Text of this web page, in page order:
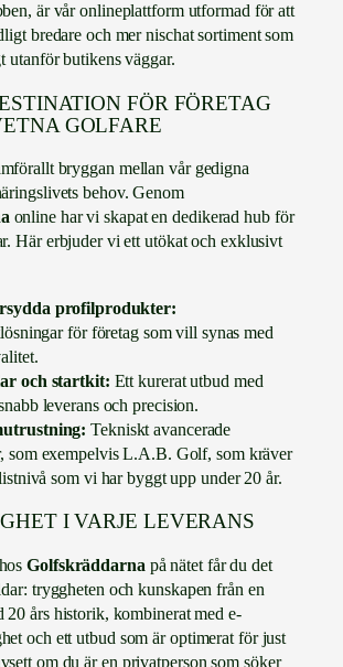
är vår onlineplattform utformad för att
bredare och mer nischat sortiment som
utanför butikens väggar.
FÖR FÖRETAG
GOLFARE
bryggan mellan vår gedigna
behov. Genom
online har vi skapat en dedikerad hub för
Här erbjuder vi ett utökat och exklusivt
profilprodukter:
för företag som vill synas med
och startkit: Ett kurerat utbud med
leverans och precision.
Tekniskt avancerade
som exempelvis L.A.B. Golf, som kräver
som vi har byggt upp under 20 år.
I VARJE LEVERANS
Golfskräddarnapå nätet får du det
tryggheten och kunskapen från en
20 års historik, kombinerat med e-
och ett utbud som är optimerat för just
om du är en privatperson som söker